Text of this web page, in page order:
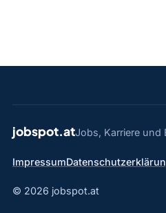
jobspot.atJobs, Karriere und
Impressum
© 2026 jobspot.at